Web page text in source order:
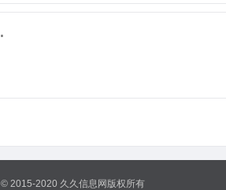
© 2015-2020 久久信息网版权所有